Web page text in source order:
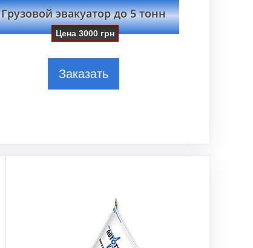
Грузовой эвакуатор до 5 тонн
Цена3000 грн
Заказать